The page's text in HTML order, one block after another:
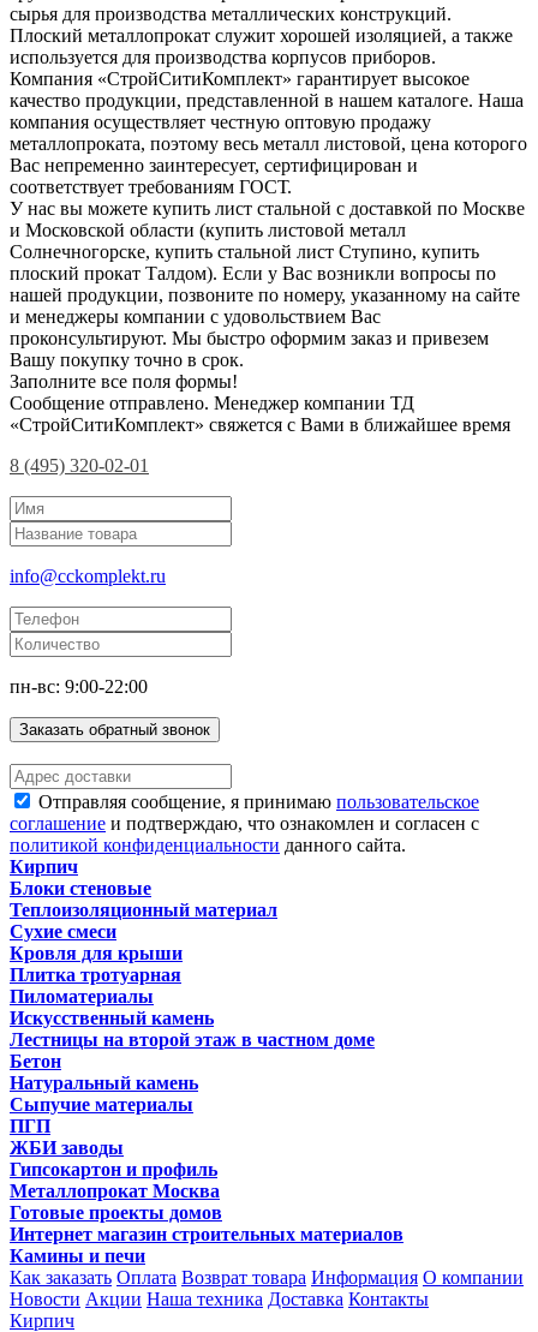
сырья для производства металлических конструкций.
Плоский металлопрокат служит хорошей изоляцией, а также
используется для производства корпусов приборов.
Компания «СтройСитиКомплект» гарантирует высокое
качество продукции, представленной в нашем каталоге. Наша
компания осуществляет честную оптовую продажу
металлопроката, поэтому весь металл листовой, цена которого
Вас непременно заинтересует, сертифицирован и
соответствует требованиям ГОСТ.
У нас вы можете купить лист стальной с доставкой по Москве
и Московской области (купить листовой металл
Солнечногорске, купить стальной лист Ступино, купить
плоский прокат Талдом). Если у Вас возникли вопросы по
нашей продукции, позвоните по номеру, указанному на сайте
и менеджеры компании с удовольствием Вас
проконсультируют. Мы быстро оформим заказ и привезем
Вашу покупку точно в срок.
Заполните все поля формы!
Сообщение отправлено. Менеджер компании ТД
«СтройСитиКомплект» свяжется с Вами в ближайшее время
8 (495) 320-02-01
info@cckomplekt.ru
пн-вс: 9:00-22:00
Заказать обратный звонок
Отправляя сообщение, я принимаю пользовательское
соглашение и подтверждаю, что ознакомлен и согласен с
политикой конфиденциальности данного сайта.
Кирпич
Блоки стеновые
Теплоизоляционный материал
Сухие смеси
Кровля для крыши
Плитка тротуарная
Пиломатериалы
Искусственный камень
Лестницы на второй этаж в частном доме
Бетон
Натуральный камень
Сыпучие материалы
ПГП
ЖБИ заводы
Гипсокартон и профиль
Металлопрокат Москва
Готовые проекты домов
Интернет магазин строительных материалов
Камины и печи
Как заказать Оплата Возврат товара Информация О компании
Новости Акции Наша техника Доставка Контакты
Кирпич